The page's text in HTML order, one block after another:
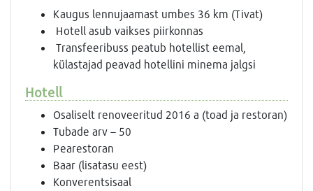
Kaugus lennujaamast umbes 36 km (Tivat)
Hotell asub vaikses piirkonnas
Transfeeribuss peatub hotellist eemal,
külastajad peavad hotellini minema jalgsi
Hotell
Osaliselt renoveeritud 2016 a (toad ja restoran)
Tubade arv – 50
Pearestoran
Baar (lisatasu eest)
Konverentsisaal